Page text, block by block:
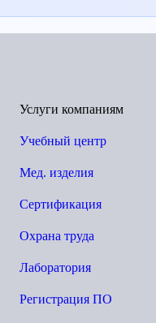
Услуги компаниям
Учебный центр
Мед. изделия
Сертификация
Охрана труда
Лаборатория
Регистрация ПО